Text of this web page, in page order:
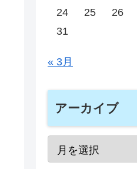
24
25 26
31
« 3月
アーカイブ